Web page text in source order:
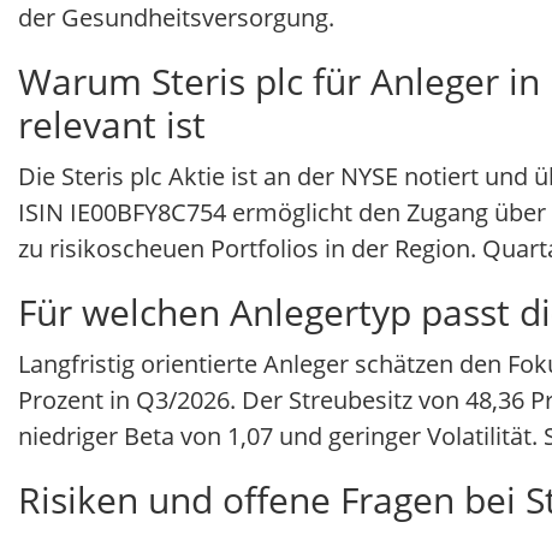
der Gesundheitsversorgung.
Warum Steris plc für Anleger
relevant ist
Die Steris plc Aktie ist an der NYSE notiert und
ISIN IE00BFY8C754 ermöglicht den Zugang
zu risikoscheuen Portfolios in der Region.
Für welchen Anlegertyp passt
Langfristig orientierte Anleger schätzen den
Prozent in Q3/2026. Der Streubesitz von
niedriger Beta von 1,07 und geringer Volatilität.
Risiken und offene Fragen bei